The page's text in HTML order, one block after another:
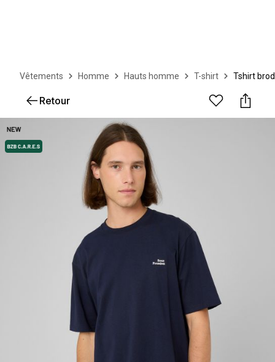
Vêtements Homme Hauts homme T-shirt Tshirt
Retour